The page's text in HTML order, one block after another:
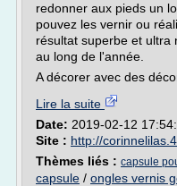
redonner aux pieds un
pouvez les vernir ou
résultat superbe et ultra
au long de l'année.
A décorer avec des
Lire la suite
Date: 2019-02-12
Site : http://
Thèmes liés : capsule
capsule / ongles vernis